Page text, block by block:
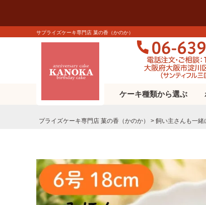
サプライズケーキ専門店 菓の香（かのか）
ケーキ種類から選ぶ
プライズケーキ専⾨店 菓の⾹（かのか） 飼い主さんも一緒